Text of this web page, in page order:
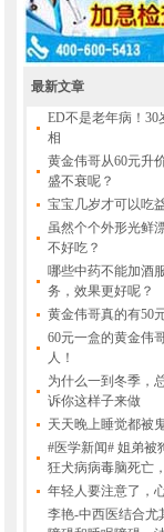
最新文章
ED不是老年病！
相
黄金伟哥从60元升
盛不衰呢？
宝宝几岁才可以吃
虽然个个外形光鲜
不好吃？
哪些中药不能加酒
务，效果更好呢？
黄金伟哥真的有50
60元一盒的黄金伟
人！
为什么一到冬季，
诉你这样子来做
天天晚上睡觉都被
#医学新闻# 姐弟被
狂犬病病毒脑死亡
年轻人要注意了，
李艳-中西医结合尤